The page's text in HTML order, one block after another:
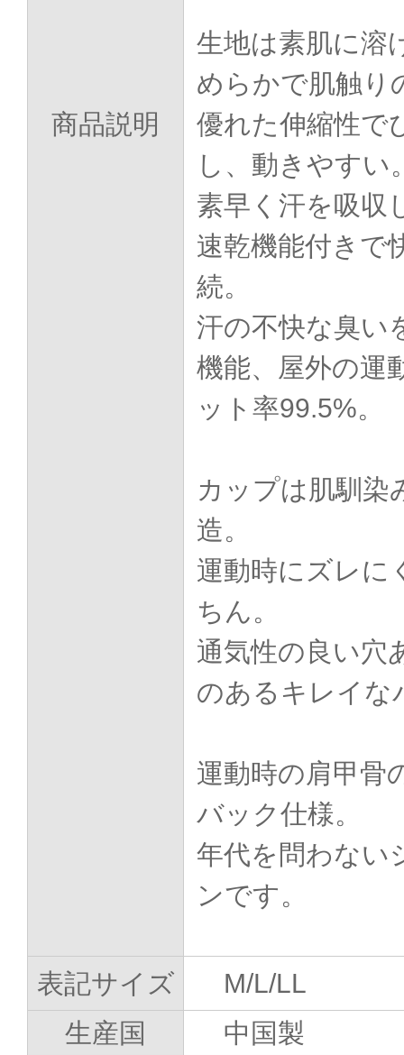
商品説明
生地は素肌に溶
めらかで肌触り
優れた伸縮性で
し、動きやすい
素早く汗を吸収
速乾機能付きで
続。
汗の不快な臭い
機能、屋外の運
ット率99.5%。
カップは肌馴染
造。
運動時にズレに
ちん。
通気性の良い穴
のあるキレイな
運動時の肩甲骨
バック仕様。
年代を問わない
ンです。
表記サイズ
M/L/LL
生産国
中国製